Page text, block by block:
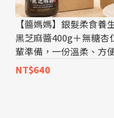
【醬媽媽】銀髮柔食養
黑芝麻醬400g＋無糖杏
輩準備，一份溫柔、方
日常心意
NT$640